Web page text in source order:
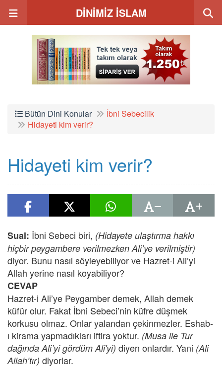
DİNİMİZ İSLAM
Bütün Dini Konular
İbni Sebecilik
Hidayeti kim verir?
Hidayeti kim verir?
Sual: İbni Sebeci biri, (Hidayete ulaştırma hakkı
hiçbir peygambere verilmezken Ali’ye verilmiştir)
diyor. Bunu nasıl söyleyebiliyor ve Hazret-i Ali’yi
Allah yerine nasıl koyabiliyor?
CEVAP
Hazret-i Ali’ye Peygamber demek, Allah demek
küfür olur. Fakat İbni Sebeci’nin küfre düşmek
korkusu olmaz. Onlar yalandan çekinmezler. Eshab-
ı kirama yapmadıkları iftira yoktur. (Musa ile Tur
dağında Ali’yi gördüm Ali'yi) diyen onlardır. Yani (Ali
Allah’tır) diyorlar.